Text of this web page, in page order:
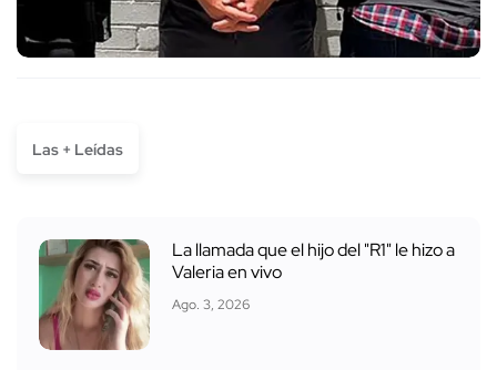
Las + Leídas
La llamada que el hijo del "R1" le hizo a
Valeria en vivo
Ago. 3, 2026